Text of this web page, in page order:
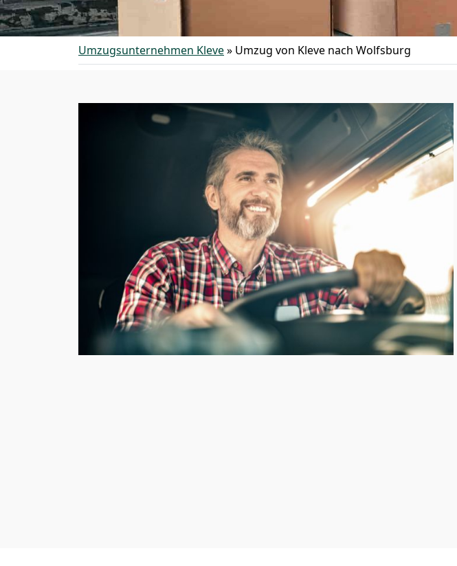
Umzugsunternehmen Kleve» Umzug von Kleve nach Wolfsburg